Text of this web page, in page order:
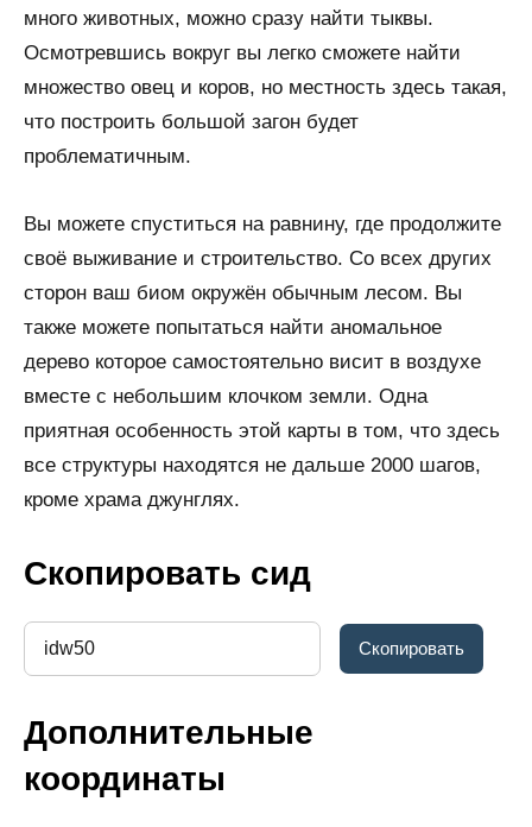
много животных, можно сразу найти тыквы.
Осмотревшись вокруг вы легко сможете найти
множество овец и коров, но местность здесь такая,
что построить большой загон будет
проблематичным.
Вы можете спуститься на равнину, где продолжите
своё выживание и строительство. Со всех других
сторон ваш биом окружён обычным лесом. Вы
также можете попытаться найти аномальное
дерево которое самостоятельно висит в воздухе
вместе с небольшим клочком земли. Одна
приятная особенность этой карты в том, что здесь
все структуры находятся не дальше 2000 шагов,
кроме храма джунглях.
Скопировать сид
Дополнительные
координаты